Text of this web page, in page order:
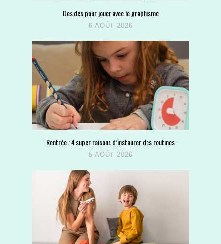
Des dés pour jouer avec le graphisme
6 AOÛT 2026
Rentrée : 4 super raisons d’instaurer des routines
5 AOÛT 2026